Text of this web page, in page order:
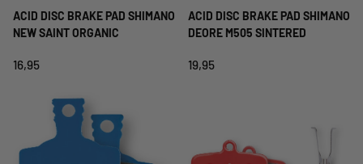
ACID DISC BRAKE PAD SHIMANO
NEW SAINT ORGANIC
16,95
ACID DISC BRAKE PAD SHIMANO
DEORE M505 SINTERED
19,95